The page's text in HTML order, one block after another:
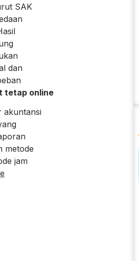
SAK
dan
tetap online
akuntansi
metode
jam